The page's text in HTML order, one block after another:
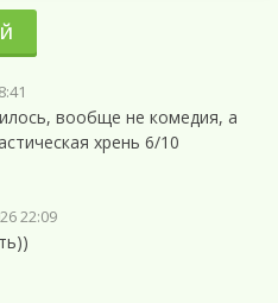
вообще не комедия, а
хрень 6/10
22:09